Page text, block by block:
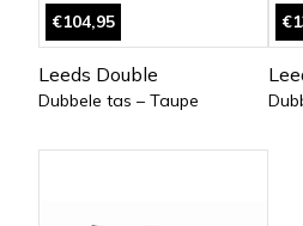
€104,95
Leeds Double
Dubbele tas – Taupe